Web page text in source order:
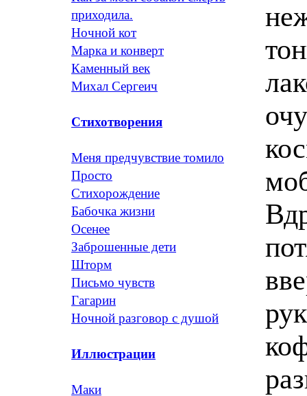
приходила.
Ночной кот
Марка и конверт
Каменный век
Михал Сергеич
Стихотворения
Меня предчувствие томило
Просто
Стихорождение
Бабочка жизни
Осенее
Заброшенные дети
Шторм
Письмо чувств
Гагарин
Ночной разговор с душой
Иллюстрации
Маки